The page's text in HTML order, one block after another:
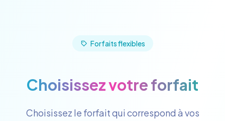
Forfaits flexibles
Choisissez votre forfait
Choisissez le forfait qui correspond à vos